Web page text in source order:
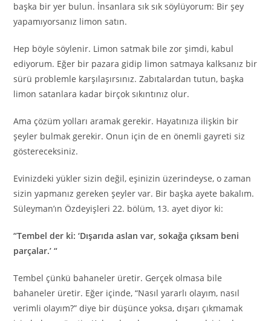
başka bir yer bulun. İnsanlara sık sık söylüyorum: Bir şey
yapamıyorsanız limon satın.
Hep böyle söylenir. Limon satmak bile zor şimdi, kabul
ediyorum. Eğer bir pazara gidip limon satmaya kalksanız bir
sürü problemle karşılaşırsınız. Zabıtalardan tutun, başka
limon satanlara kadar birçok sıkıntınız olur.
Ama çözüm yolları aramak gerekir. Hayatınıza ilişkin bir
şeyler bulmak gerekir. Onun için de en önemli gayreti siz
göstereceksiniz.
Evinizdeki yükler sizin değil, eşinizin üzerindeyse, o zaman
sizin yapmanız gereken şeyler var. Bir başka ayete bakalım.
Süleyman’ın Özdeyişleri 22. bölüm, 13. ayet diyor ki:
“Tembel der ki: ‘Dışarıda aslan var, sokağa çıksam beni
parçalar.’ “
Tembel çünkü bahaneler üretir. Gerçek olmasa bile
bahaneler üretir. Eğer içinde, “Nasıl yararlı olayım, nasıl
verimli olayım?” diye bir düşünce yoksa, dışarı çıkmamak